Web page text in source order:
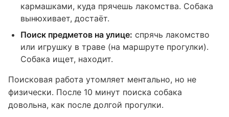
кармашками, куда прячешь лакомства. Собака
вынюхивает, достаёт.
Поиск предметов на улице: спрячь лакомство
или игрушку в траве (на маршруте прогулки).
Собака ищет, находит.
Поисковая работа утомляет ментально, но не
физически. После 10 минут поиска собака
довольна, как после долгой прогулки.